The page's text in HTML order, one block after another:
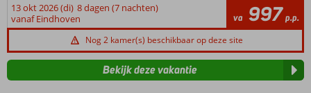
13 okt 2026 (di) 8 dagen (7 nachten)
vanaf Eindhoven
va 997 p.p.
Nog 2 kamer(s) beschikbaar op deze site
Bekijk deze vakantie